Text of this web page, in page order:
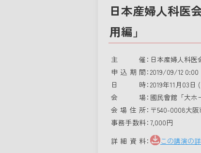
日本産婦人科医
用編」
主催
日本産婦人科医
申込期間 2019/09/12 0:00
日時 2019年11月03日
会場 國民會館「大
会場住所 〒540-0008大阪
事務手数料 7,000円
詳細資料
この講演の